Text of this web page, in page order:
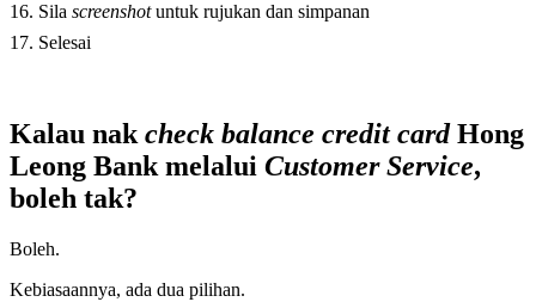
Sila screenshotuntuk rujukan dan simpanan
Selesai
Kalau nak check balance credit cardHong
Leong Bank melalui Customer Service,
boleh tak?
Boleh.
Kebiasaannya, ada dua pilihan.